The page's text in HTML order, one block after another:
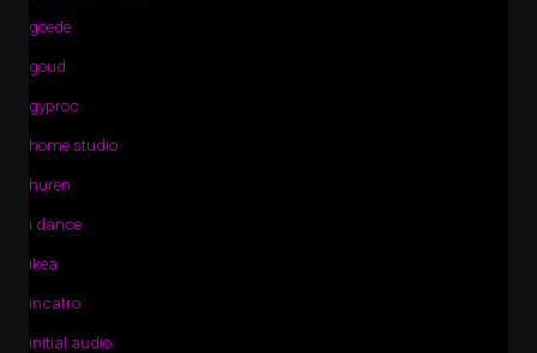
goede
goud
gyproc
home studio
huren
i dance
ikea
incatro
initial audio